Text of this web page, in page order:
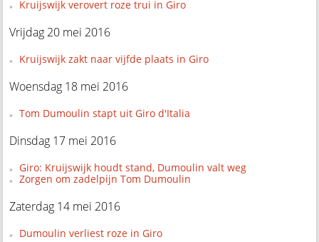
Kruijswijk verovert roze trui in Giro
Vrijdag 20 mei 2016
Kruijswijk zakt naar vijfde plaats in Giro
Woensdag 18 mei 2016
Tom Dumoulin stapt uit Giro d'Italia
Dinsdag 17 mei 2016
Giro: Kruijswijk houdt stand, Dumoulin valt weg
Zorgen om zadelpijn Tom Dumoulin
Zaterdag 14 mei 2016
Dumoulin verliest roze in Giro